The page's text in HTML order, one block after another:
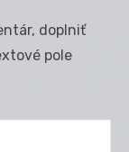
doplniť
pole